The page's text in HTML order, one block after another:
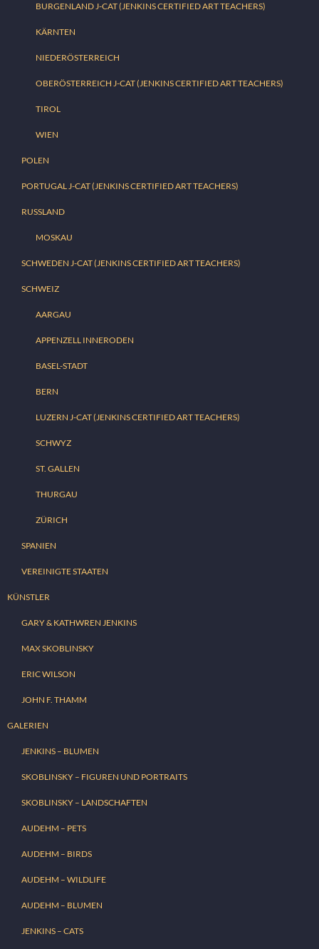
BURGENLAND J-CAT (JENKINS CERTIFIED ART TEACHERS)
KÄRNTEN
NIEDERÖSTERREICH
OBERÖSTERREICH J-CAT (JENKINS CERTIFIED ART TEACHERS)
TIROL
WIEN
POLEN
PORTUGAL J-CAT (JENKINS CERTIFIED ART TEACHERS)
RUSSLAND
MOSKAU
SCHWEDEN J-CAT (JENKINS CERTIFIED ART TEACHERS)
SCHWEIZ
AARGAU
APPENZELL INNERODEN
BASEL-STADT
BERN
LUZERN J-CAT (JENKINS CERTIFIED ART TEACHERS)
SCHWYZ
ST. GALLEN
THURGAU
ZÜRICH
SPANIEN
VEREINIGTE STAATEN
KÜNSTLER
GARY & KATHWREN JENKINS
MAX SKOBLINSKY
ERIC WILSON
JOHN F. THAMM
GALERIEN
JENKINS – BLUMEN
SKOBLINSKY – FIGUREN UND PORTRAITS
SKOBLINSKY – LANDSCHAFTEN
AUDEHM – PETS
AUDEHM – BIRDS
AUDEHM – WILDLIFE
AUDEHM – BLUMEN
JENKINS – CATS